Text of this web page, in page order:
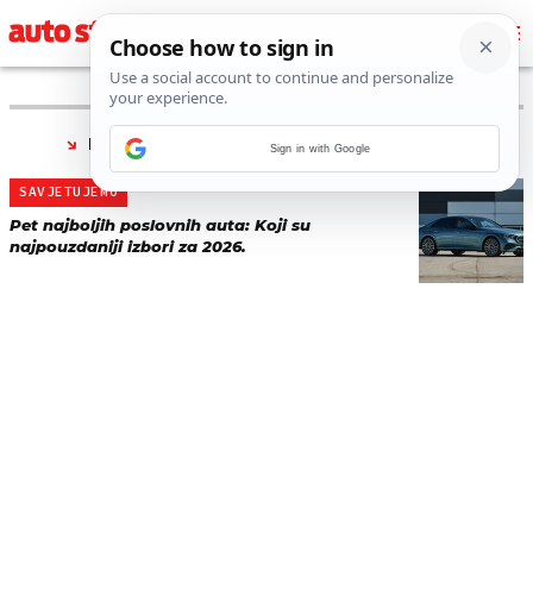
PRONAĐENO 1 REZULTATA ZA TAG “
SAVJETUJEMO
Pet najboljih poslovnih auta: Koji su
najpouzdaniji izbori za 2026.
Sign in with Google